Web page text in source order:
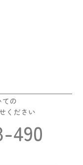
の
ください
490